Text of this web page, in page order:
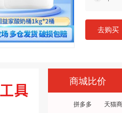
去购买
商城比价
拼多多 天猫